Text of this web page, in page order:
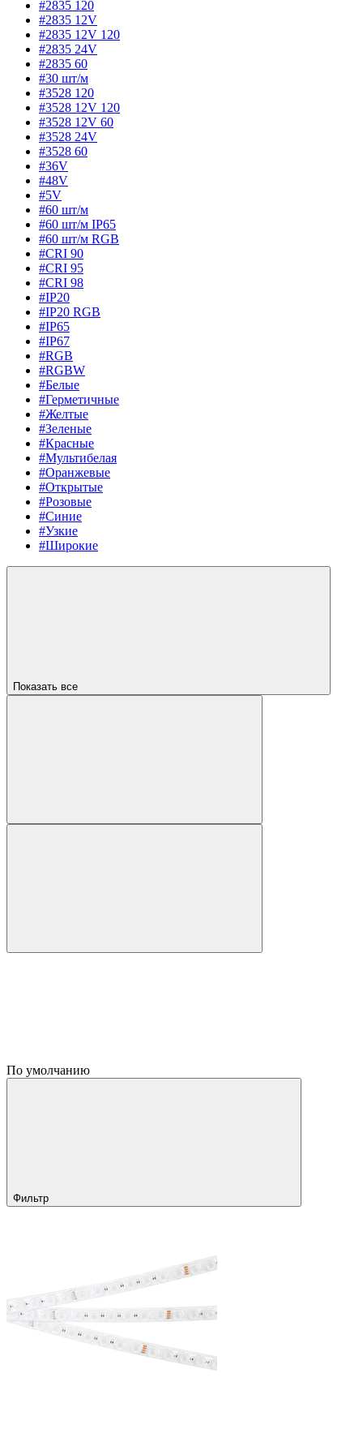
#2835 120
#2835 12V
#2835 12V 120
#2835 24V
#2835 60
#30 шт/м
#3528 120
#3528 12V 120
#3528 12V 60
#3528 24V
#3528 60
#36V
#48V
#5V
#60 шт/м
#60 шт/м IP65
#60 шт/м RGB
#CRI 90
#CRI 95
#CRI 98
#IP20
#IP20 RGB
#IP65
#IP67
#RGB
#RGBW
#Белые
#Герметичные
#Желтые
#Зеленые
#Красные
#Мультибелая
#Оранжевые
#Открытые
#Розовые
#Синие
#Узкие
#Широкие
Показать все
По умолчанию
Фильтр